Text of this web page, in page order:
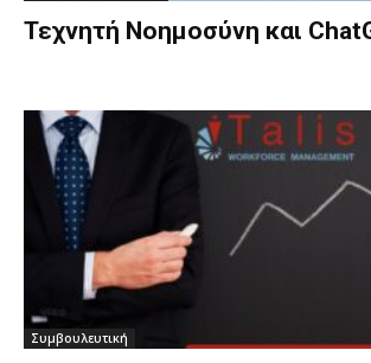
Τεχνητή Νοημοσύνη και
Συμβουλευτική